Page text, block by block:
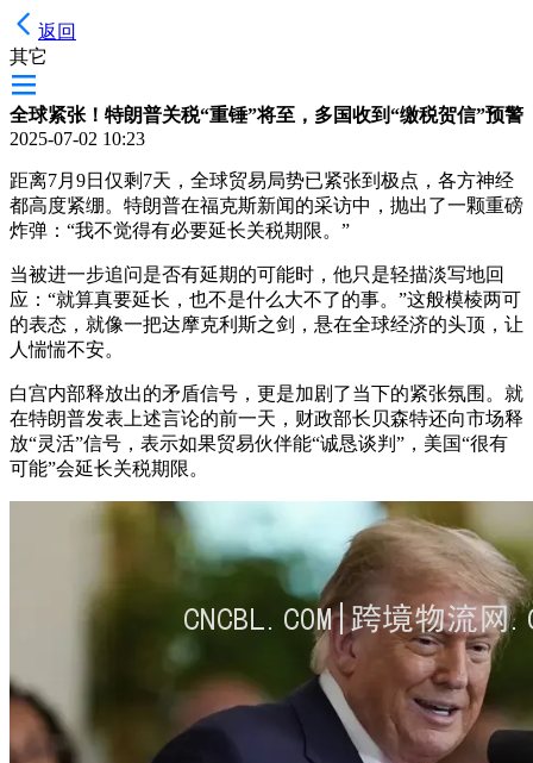
返回
其它
全球紧张！特朗普关税“重锤”将至，多国收到“缴税贺信”预警
2025-07-02 10:23
距离7月9日仅剩7天，全球贸易局势已紧张到极点，各方神经
都高度紧绷。特朗普在福克斯新闻的采访中，抛出了一颗重磅
炸弹：“我不觉得有必要延长关税期限。”
当被进一步追问是否有延期的可能时，他只是轻描淡写地回
应：“就算真要延长，也不是什么大不了的事。”这般模棱两可
的表态，就像一把达摩克利斯之剑，悬在全球经济的头顶，让
人惴惴不安。
白宫内部释放出的矛盾信号，更是加剧了当下的紧张氛围。就
在特朗普发表上述言论的前一天，财政部长贝森特还向市场释
放“灵活”信号，表示如果贸易伙伴能“诚恳谈判”，美国“很有
可能”会延长关税期限。